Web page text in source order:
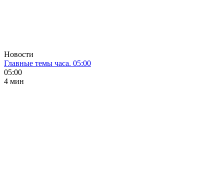
Новости
Главные темы часа. 05:00
05:00
4 мин